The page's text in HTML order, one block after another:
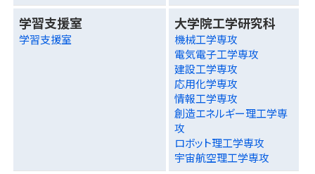
学習支援室
学習支援室
大学院工学研究科
機械工学専攻
電気電子工学専攻
建設工学専攻
応用化学専攻
情報工学専攻
創造エネルギー理工学専
攻
ロボット理工学専攻
宇宙航空理工学専攻